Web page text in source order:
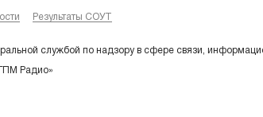
Результаты СОУТ
службой по надзору в сфере связи,
Радио»